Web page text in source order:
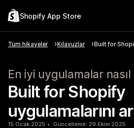
Shopify App Store
Tüm hikayeler Kılavuzlar Built for
En iyi uygulamalar
Built for Shopify
uygulamalarını
15 Ocak 2025 Güncelleme: 29 Ekim 2025